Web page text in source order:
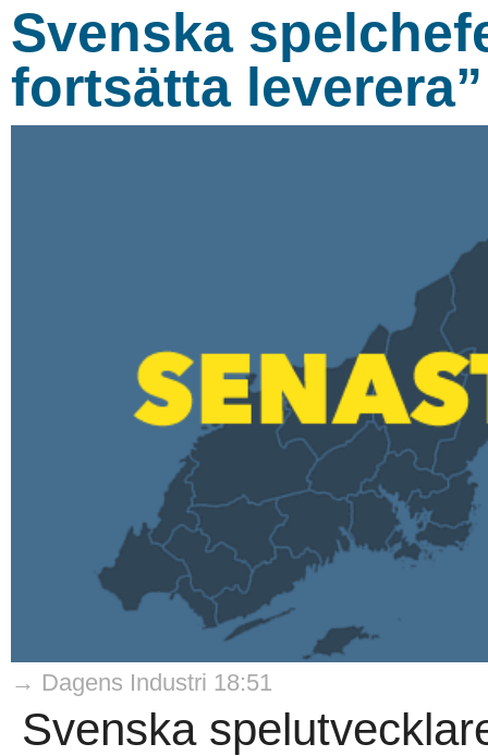
Svenska
fortsätta leverera”
→ Dagens Industri 18:51
Svenska